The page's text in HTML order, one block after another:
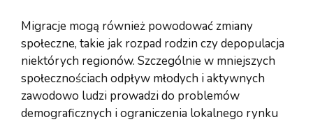
Migracje mogą również powodować zmiany
społeczne, takie jak rozpad rodzin czy depopulacja
niektórych regionów. Szczególnie w mniejszych
społecznościach odpływ młodych i aktywnych
zawodowo ludzi prowadzi do problemów
demograficznych i ograniczenia lokalnego rynku